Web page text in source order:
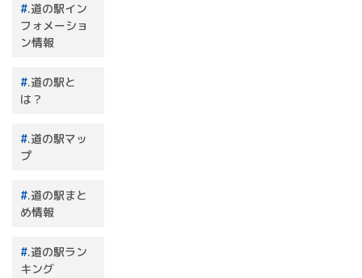
.道の駅イン
フォメーショ
ン情報
.道の駅と
は？
.道の駅マッ
プ
.道の駅まと
め情報
.道の駅ラン
キング